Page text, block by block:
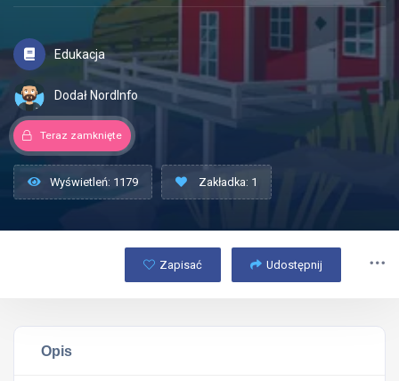
Edukacja
Dodał NordInfo
Teraz zamknięte
Wyświetleń: 1179 Zakładka: 1
Zapisać Udostępnij
Opis